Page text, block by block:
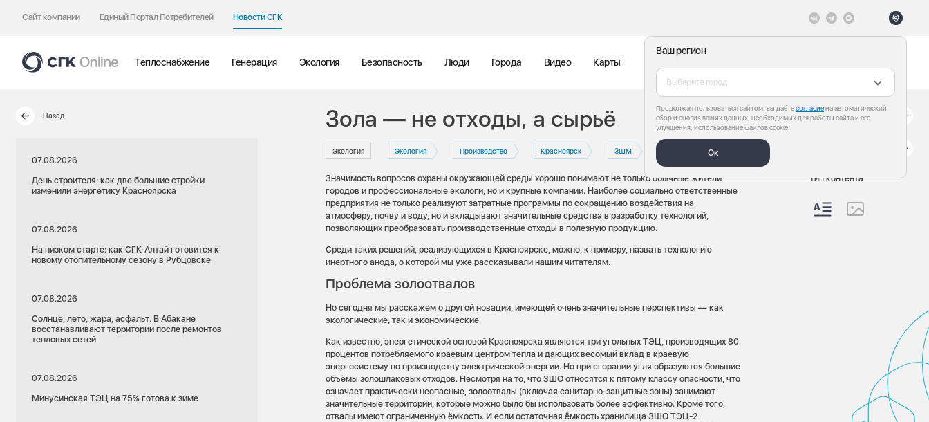
Сайт компании Единый Портал Потребителей Новости СГК
Ваш регион
Выберите город
Продолжая пользоваться сайтом, вы даётесогласиена автоматический
сбор и анализ ваших данных, необходимых для работы сайта и его
улучшения, использование файлов cookie.
Ок
Теплоснабжение Генерация Экология Безопасность Люди Города Видео Карты
Назад
07.08.2026
День строителя: как две большие стройки
изменили энергетику Красноярска
07.08.2026
На низком старте: как СГК-Алтай готовится к
новому отопительному сезону в Рубцовске
07.08.2026
Солнце, лето, жара, асфальт. В Абакане
восстанавливают территории после ремонтов
тепловых сетей
07.08.2026
Минусинская ТЭЦ на 75% готова к зиме
Зола — не отходы, а сырьё
Экология Экология Производство Красноярск ЗШМ
Значимость вопросов охраны окружающей среды хорошо понимают не только обычные жители
городов и профессиональные экологи, но и крупные компании. Наиболее социально ответственные
предприятия не только реализуют затратные программы по сокращению воздействия на
атмосферу, почву и воду, но и вкладывают значительные средства в разработку технологий,
позволяющих преобразовать производственные отходы в полезную продукцию.
Среди таких решений, реализующихся в Красноярске, можно, к примеру, назвать технологию
инертного анода, о которой мы уже рассказывали нашим читателям.
Проблема золоотвалов
Но сегодня мы расскажем о другой новации, имеющей очень значительные перспективы — как
экологические, так и экономические.
Как известно, энергетической основой Красноярска являются три угольных ТЭЦ, производящих 80
процентов потребляемого краевым центром тепла и дающих весомый вклад в краевую
энергосистему по производству электрической энергии. Но при сгорании угля образуются большие
объёмы золошлаковых отходов. Несмотря на то, что ЗШО относятся к пятому классу опасности, что
означает практически неопасные, золоотвалы (включая санитарно-защитные зоны) занимают
значительные территории, которые можно было бы использовать более эффективно. Кроме того,
отвалы имеют ограниченную ёмкость. И если остаточная ёмкость хранилища ЗШО ТЭЦ-2
Тип контента